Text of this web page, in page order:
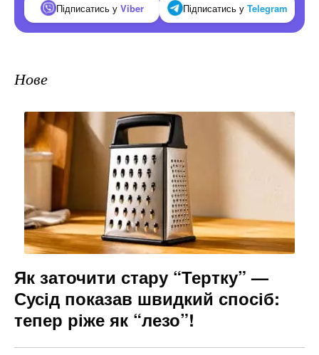
Підписатись у Viber Підписатись у Telegram
Нове
Як заточити стару “Тертку” —
Сусід показав швидкий спосіб:
тепер ріже як “лезо”!